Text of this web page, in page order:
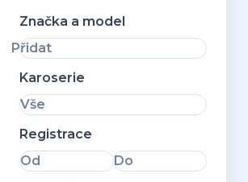
Značka a model
Přidat
Karoserie
Vše
Registrace
Od
Do